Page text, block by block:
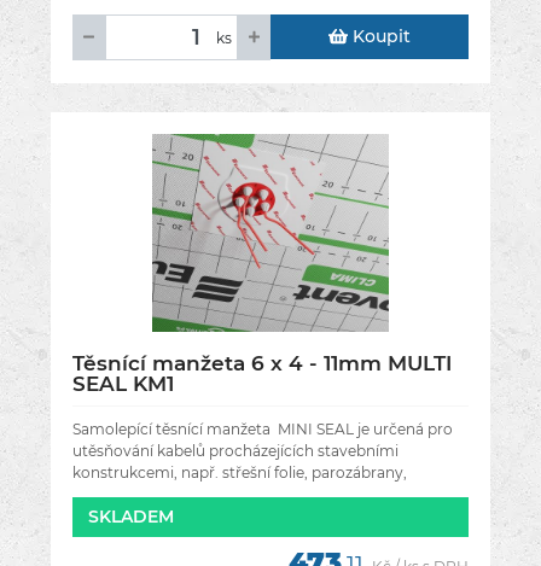
ks Koupit
Těsnící manžeta 6 x 4 - 11mm MULTI
SEAL KM1
Samolepící těsnící manžeta MINI SEAL je určená pro
utěsňování kabelů procházejících stavebními
konstrukcemi, např. střešní folie, parozábrany,
stěnami, střechou, podkrovím a
SKLADEM